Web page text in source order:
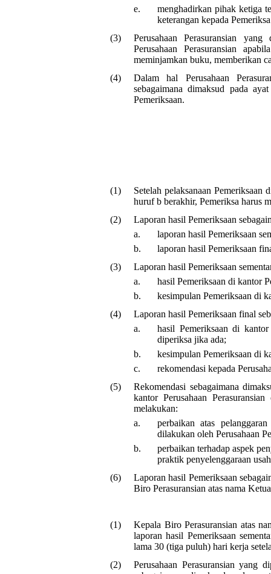
e.
menghadirkan pihak ketiga
keterangan kepada
(3)
Perusahaan Perasuransian
Perusahaan Perasuransian
meminjamkan buku, memberikan
(4)
Dalam hal Perusahaan
sebagaimana dimaksud pada
Pemeriksaan.
(1)
Setelah pelaksanaan Pemeriksaan
huruf b berakhir, Pemeriksa harus
(2)
Laporan hasil Pemeriksaan
a.
laporan hasil Pemeriksaan
b.
laporan hasil Pemeriksaan
(3)
Laporan hasil Pemeriksaan
a.
hasil Pemeriksaan di kantor
b.
kesimpulan Pemeriksaan di
(4)
Laporan hasil Pemeriksaan final
a.
hasil Pemeriksaan di kantor
diperiksa jika ada;
b.
kesimpulan Pemeriksaan di
c.
rekomendasi kepada
(5)
Rekomendasi sebagaimana
kantor Perusahaan
melakukan:
a.
perbaikan atas
dilakukan oleh Perusahaan
b.
perbaikan terhadap aspek
praktik penyelenggaraan
(6)
Laporan hasil Pemeriksaan
Biro Perasuransian atas nama
(1)
Kepala Biro Perasuransian atas
laporan hasil Pemeriksaan
lama 30 (tiga puluh) hari kerja
(2)
Perusahaan Perasuransian yang